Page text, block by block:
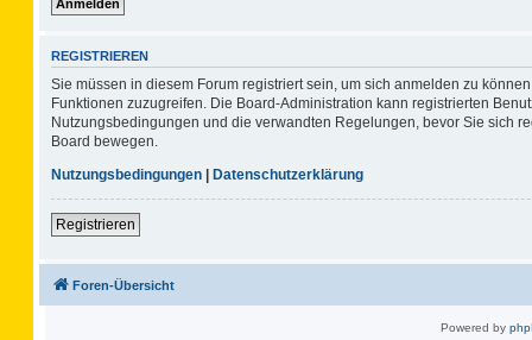
REGISTRIEREN
Sie müssen in diesem Forum registriert sein, um sich anmelden zu
Funktionen zuzugreifen. Die Board-Administration kann registrierten
Nutzungsbedingungen und die verwandten Regelungen, bevor Sie sich
Board bewegen.
Nutzungsbedingungen | Datenschutzerklärung
Registrieren
Foren-Übersicht
Powered by